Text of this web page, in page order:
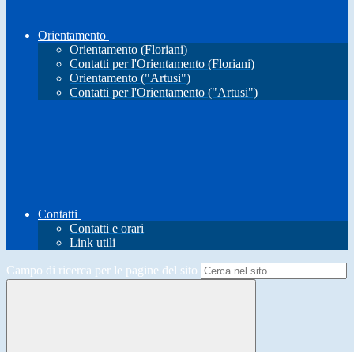
Orientamento
Orientamento (Floriani)
Contatti per l'Orientamento (Floriani)
Orientamento ("Artusi")
Contatti per l'Orientamento ("Artusi")
Contatti
Contatti e orari
Link utili
Campo di ricerca per le pagine del sito